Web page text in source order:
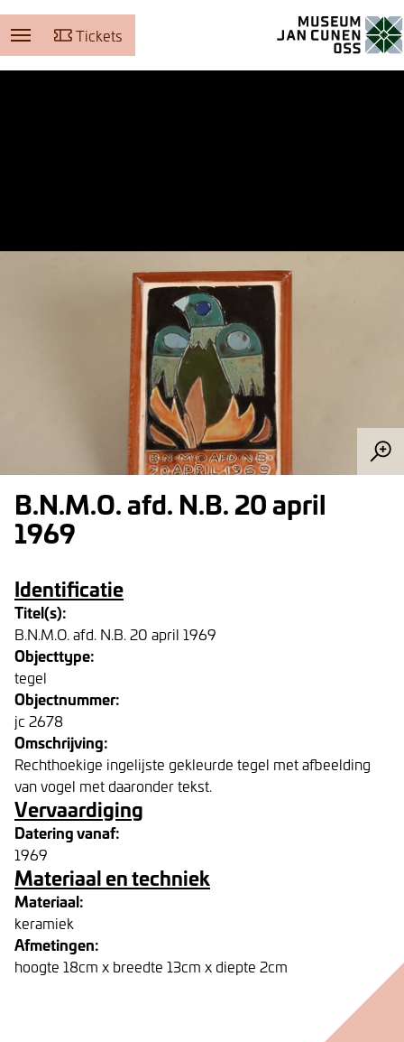
Tickets
B.N.M.O. afd. N.B. 20 april
1969
Identificatie
Titel(s):
B.N.M.O. afd. N.B. 20 april 1969
Objecttype:
tegel
Objectnummer:
jc 2678
Omschrijving:
Rechthoekige ingelijste gekleurde tegel met afbeelding
van vogel met daaronder tekst.
Vervaardiging
Datering vanaf:
1969
Materiaal en techniek
Materiaal:
keramiek
Afmetingen:
hoogte 18cm x breedte 13cm x diepte 2cm